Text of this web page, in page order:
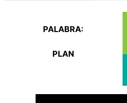
PALABRA:
PLAN